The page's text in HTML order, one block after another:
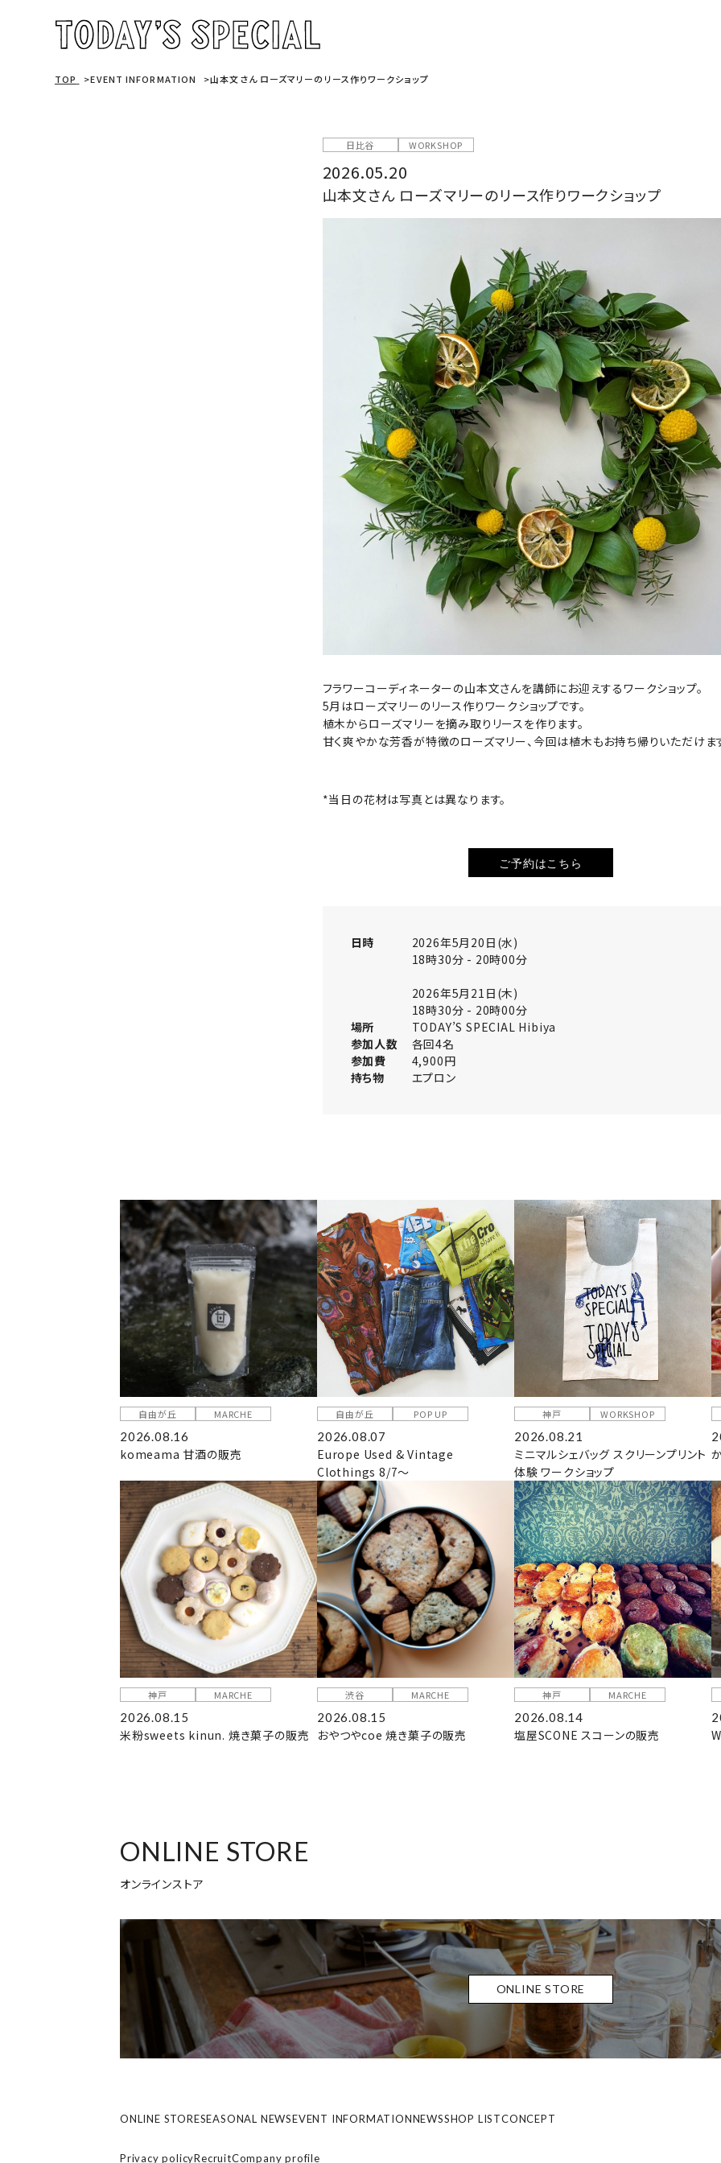
TOP EVENT INFORMATION 山本文さん ローズマリーのリース作りワークショップ
日比谷 WORKSHOP
2026.05.20
山本文さん ローズマリーのリース作りワークショップ
フラワーコーディネーターの山本文さんを講師にお迎えするワークショップ。
5月はローズマリーのリース作りワークショップです。
植木からローズマリーを摘み取りリースを作ります。
甘く爽やかな芳香が特徴のローズマリー、今回は植木もお持ち帰りいただけま
*当日の花材は写真とは異なります。
ご予約はこちら
日時
2026年5月20日(水)
18時30分 - 20時00分
2026年5月21日(木)
18時30分 - 20時00分
場所
TODAY’S SPECIAL Hibiya
参加人数
各回4名
参加費
4,900円
持ち物
エプロン
自由が丘 MARCHE
2026.08.16
komeama 甘酒の販売
自由が丘 POP UP
2026.08.07
Europe Used & Vintage
Clothings 8/7～
神戸 WORKSHOP
2026.08.21
ミニマルシェバッグ スクリーンプリント
体験 ワークショップ
神戸 MARCHE
2026.08.15
米粉sweets kinun. 焼き菓子の販売
渋谷 MARCHE
2026.08.15
おやつやcoe 焼き菓子の販売
神戸 MARCHE
2026.08.14
塩屋SCONE スコーンの販売
ONLINE STORE
オンラインストア
ONLINE STORE
ONLINE STORESEASONAL NEWSEVENT INFORMATIONNEWSSHOP LISTCONCEPT
Privacy policyRecruitCompany profile